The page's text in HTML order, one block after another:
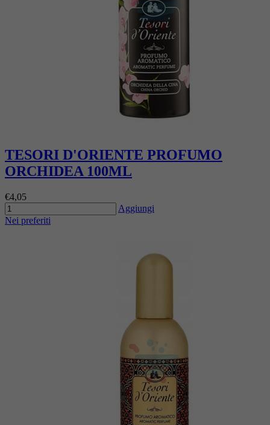
TESORI D'ORIENTE PROFUMO
ORCHIDEA 100ML
€4,05
Aggiungi
Nei preferiti